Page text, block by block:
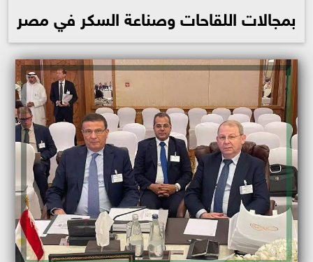
بمجالات اللقاحات وصناعة السكر في مصر